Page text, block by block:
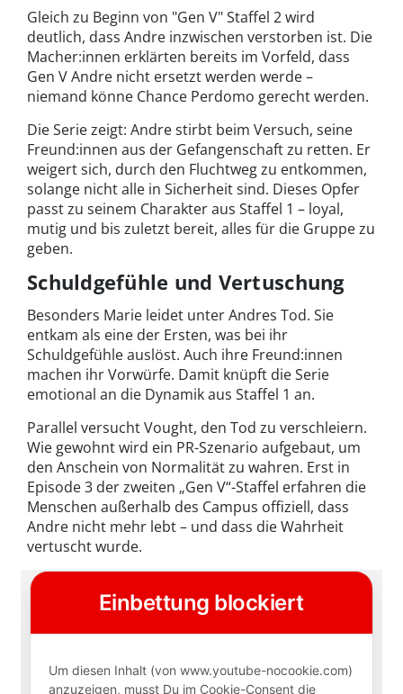
Gleich zu Beginn von "Gen V" Staffel 2 wird
deutlich, dass Andre inzwischen verstorben ist. Die
Macher:innen erklärten bereits im Vorfeld, dass
Gen V Andre nicht ersetzt werden werde –
niemand könne Chance Perdomo gerecht werden.
Die Serie zeigt: Andre stirbt beim Versuch, seine
Freund:innen aus der Gefangenschaft zu retten. Er
weigert sich, durch den Fluchtweg zu entkommen,
solange nicht alle in Sicherheit sind. Dieses Opfer
passt zu seinem Charakter aus Staffel 1 – loyal,
mutig und bis zuletzt bereit, alles für die Gruppe zu
geben.
Schuldgefühle und Vertuschung
Besonders Marie leidet unter Andres Tod. Sie
entkam als eine der Ersten, was bei ihr
Schuldgefühle auslöst. Auch ihre Freund:innen
machen ihr Vorwürfe. Damit knüpft die Serie
emotional an die Dynamik aus Staffel 1 an.
Parallel versucht Vought, den Tod zu verschleiern.
Wie gewohnt wird ein PR-Szenario aufgebaut, um
den Anschein von Normalität zu wahren. Erst in
Episode 3 der zweiten „Gen V“-Staffel erfahren die
Menschen außerhalb des Campus offiziell, dass
Andre nicht mehr lebt – und dass die Wahrheit
vertuscht wurde.